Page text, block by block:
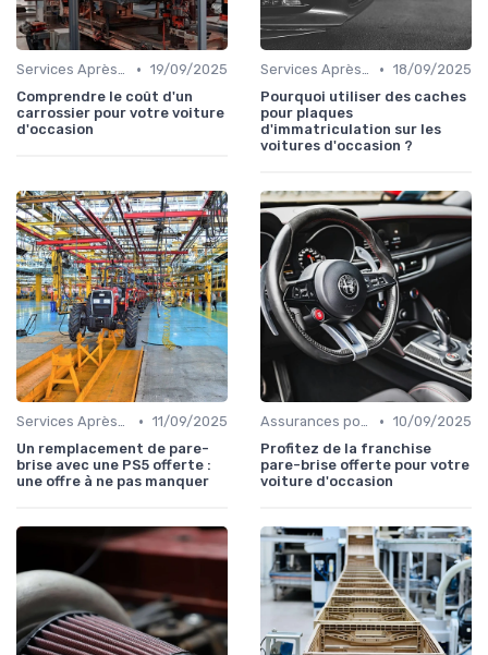
Services Après-Vente • 19/09/2025
Comprendre le coût d'un
carrossier pour votre voiture
d'occasion
Services Après-Vente • 18/09/2025
Pourquoi utiliser des caches
pour plaques
d'immatriculation sur les
voitures d'occasion ?
Services Après-Vente • 11/09/2025
Un remplacement de pare-
brise avec une PS5 offerte :
une offre à ne pas manquer
Assurances pour Véhicules d'Occasion • 10/09/2025
Profitez de la franchise
pare-brise offerte pour votre
voiture d'occasion